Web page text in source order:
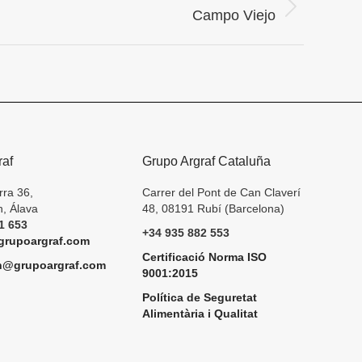
Campo Viejo
36,
Álava
653
Grupo Argraf Cataluña
Carrer del Pont de Can Claverí
48, 08191 Rubí (Barcelona)
+34 935 882 553
Certificació Norma ISO
9001:2015
Política de Seguretat
Alimentària i Qualitat